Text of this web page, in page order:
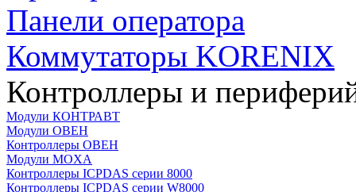
Панели оператора
Коммутаторы KORENIX
Контроллеры и
Модули КОНТРАВТ
Модули ОВЕН
Контроллеры ОВЕН
Модули MOXA
Контроллеры ICPDAS серии 8000
Контроллеры ICPDAS серии W8000